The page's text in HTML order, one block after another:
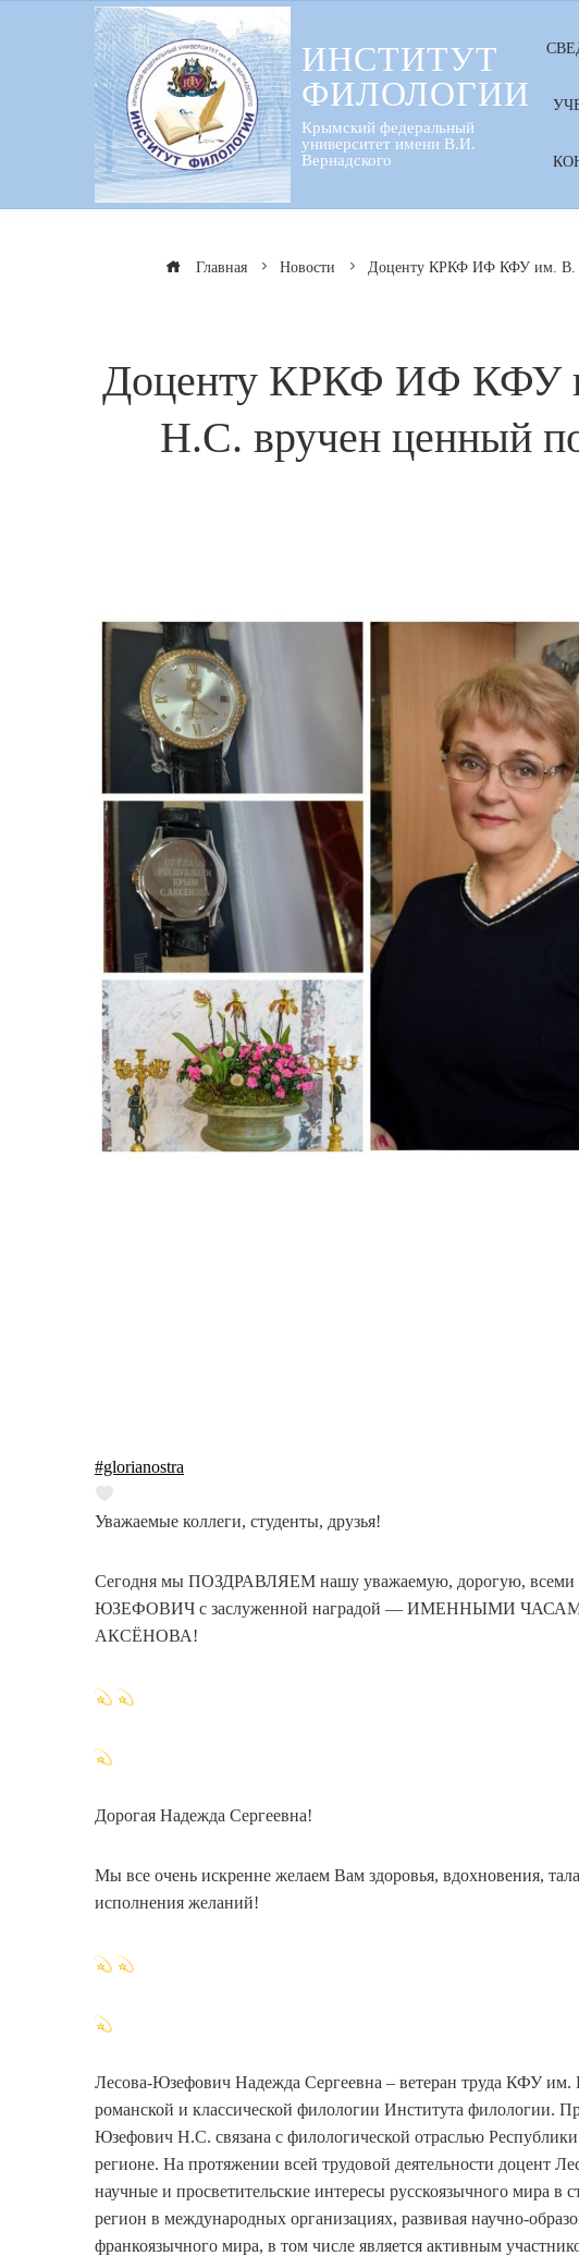
ИНСТИТУТ
ФИЛОЛОГИИ
Крымский федеральный
университет имени В.И.
Вернадского
Главная Новости Доценту КРКФ ИФ КФУ им. В.
Доценту КРКФ ИФ КФУ
Н.С. вручен ценный
#glorianostra
Уважаемые коллеги, студенты, друзья!
Сегодня мы ПОЗДРАВЛЯЕМ нашу уважаемую, дорогую,
ЮЗЕФОВИЧ с заслуженной наградой — ИМЕННЫМИ
АКСЁНОВА!
Дорогая Надежда Сергеевна!
Мы все очень искренне желаем Вам здоровья, вдохновения,
исполнения желаний!
Лесова-Юзефович Надежда Сергеевна – ветеран труда КФУ им.
романской и классической филологии Института филологии.
Юзефович Н.С. связана с филологической отраслью
регионе. На протяжении всей трудовой деятельности доцент
научные и просветительские интересы русскоязычного мира в
регион в международных организациях, развивая научно-
франкоязычного мира, в том числе является активным